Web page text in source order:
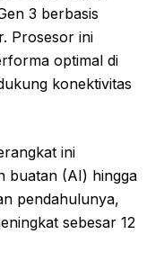
3 berbasis
Prosesor ini
optimal di
konektivitas
ini
buatan (AI) hingga
pendahulunya,
sebesar 12